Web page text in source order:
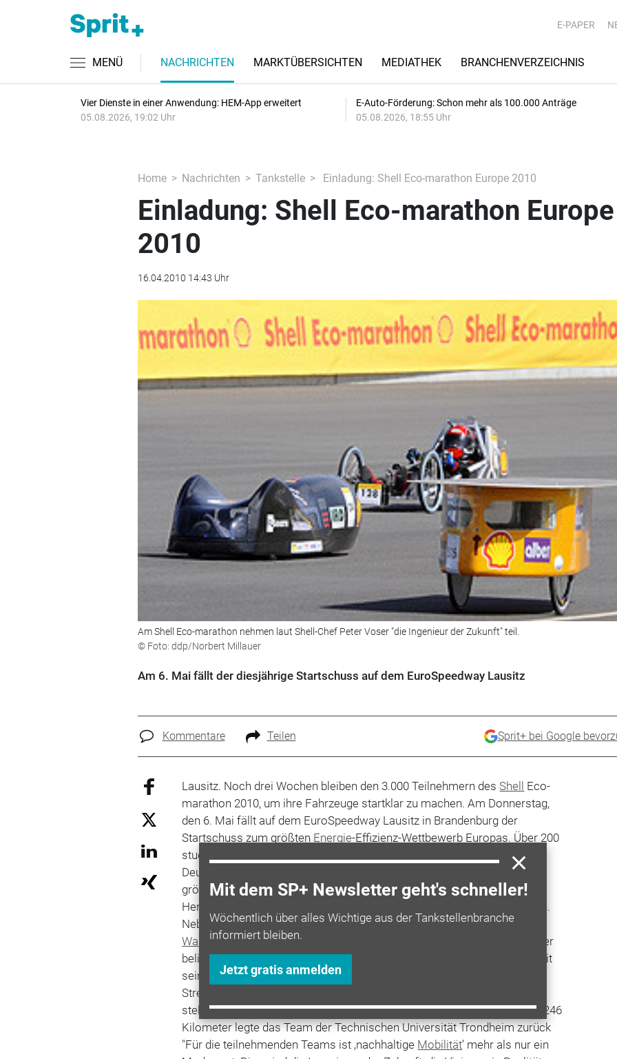
E-PAPER
MENÜ NACHRICHTEN MARKTÜBERSICHTEN MEDIATHEK BRANCHENVERZEICHNIS
Vier Dienste in einer Anwendung: HEM-App erweitert
05.08.2026, 19:02 Uhr
E-Auto-Förderung: Schon mehr als 100.000 Anträge
05.08.2026, 18:55 Uhr
Home Nachrichten Tankstelle Einladung: Shell Eco-marathon Europe 2010
Einladung: Shell Eco-marathon Europe
2010
16.04.2010 14:43 Uhr
Am Shell Eco-marathon nehmen laut Shell-Chef Peter Voser "die Ingenieur der Zukunft" teil.
© Foto: ddp/Norbert Millauer
Am 6. Mai fällt der diesjährige Startschuss auf dem EuroSpeedway Lausitz
Kommentare Teilen Sprit+ bei Google
Mit dem SP+ Newsletter geht's schneller!
Wöchentlich über alles Wichtige aus der Tankstellenbranche
informiert bleiben.
Jetzt gratis anmelden
Lausitz. Noch drei Wochen bleiben den 3.000 Teilnehmern des Shell
Eco-
marathon 2010, um ihre Fahrzeuge startklar zu machen. Am Donnerstag,
den 6. Mai fällt auf dem EuroSpeedway Lausitz in Brandenburg der
Startschuss zum größten Energie-Effizienz-Wettbewerb Europas. Über 200
studentische Teams aus
und Afrika, darunter 24 Teams aus
Deutschland, versuchen mit selbst konstruierten Fahrzeugen die
größtmögliche Strecke mit nur einem Liter Kraftstoff zurückzulegen. Die
Herausforderung ist groß: Der aktuelle Rekord liegt bei 3.836 Kilometern.
Neben konventionellen Kraftstoffen sind alternative Energien wie
Wasserstoffund Solar zugelassen.
werden immer
beliebter und auch erfolgreicher: Ein französisches Team produzierte mit
seinem Solarfahrzeug im Jahr 2009 sogar mehr Energie als es auf der
Strecke verbrauchte. In der Kategorie der straßentauglichen Fahrzeuge
stellte ein wasserstoffgetriebenes Fahrzeug einen neuen Rekord auf: 1.246
Kilometer legte das Team der Technischen Universität Trondheim zurück
"Für die teilnehmenden Teams ist ‚nachhaltige Mobilität’ mehr als nur ein